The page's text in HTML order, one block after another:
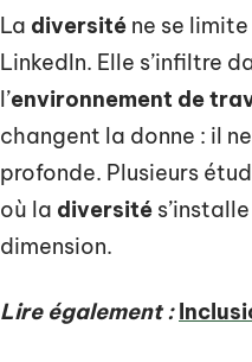
La diversité ne se
LinkedIn. Elle s’infiltre
l’environnement de
changent la donne : il
profonde. Plusieurs
où la diversité
dimension.
Lire également :